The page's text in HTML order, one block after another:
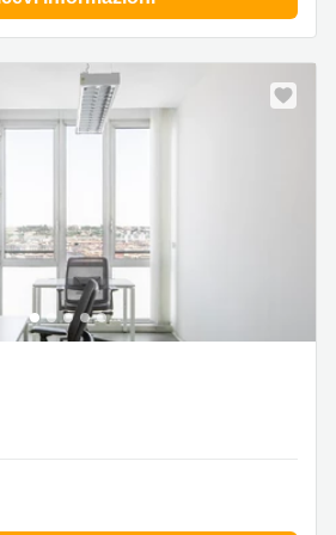
Alto,Ingresso Interno Stazione,